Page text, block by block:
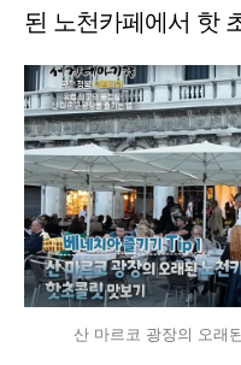
된 노천카페에서 핫
산 마르코 광장의 오래